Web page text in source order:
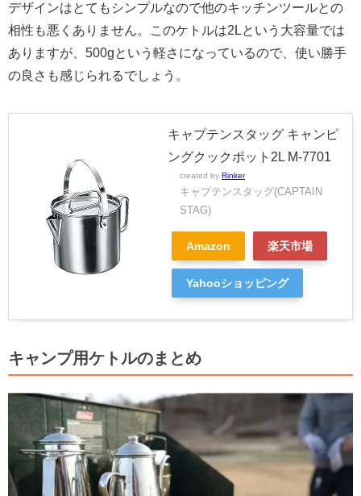
デザインはとてもシンプルなので他のキッチンツールとの
相性も悪くありません。このケトルは2Lという大容量では
ありますが、500gという軽さになっているので、使い勝手
の良さも感じられるでしょう。
キャプテンスタッグ キャンピ
ングクックポット2L M-7701
created by Rinker
キャプテンスタッグ(CAPTAIN
STAG)
Amazon 楽天市場
Yahooショッピング
キャンプ用ケトルのまとめ